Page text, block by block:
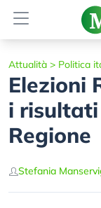
Attualità > Politica
Elezioni
i risultati
Regione
Stefania